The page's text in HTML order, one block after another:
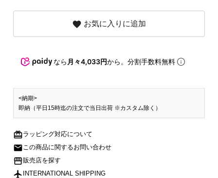
favorite お気に入りに追加
なら 月々4,033円から。分割手数料無料
<納期>
即納（平日15時迄の注文で当日出荷 ※カスタム除く）
redeemラッピング対応について
mailこの商品に関するお問い合わせ
storefront販売店を探す
flight INTERNATIONAL SHIPPING